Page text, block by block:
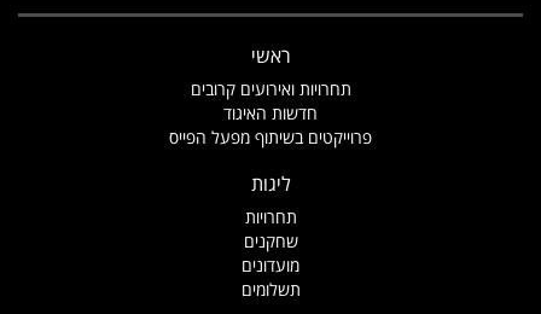
ראשי
תחרויות ואירועים קרובים
חדשות האיגוד
פרוייקטים בשיתוף מפעל הפייס
ליגות
תחרויות
שחקנים
מועדונים
תשלומים